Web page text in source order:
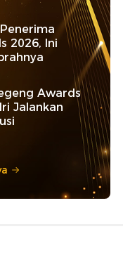
2026, Ini
Awards
Jalankan